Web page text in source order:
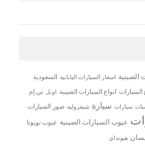
الصينية اسعار السيارات اليابانية السعودية
السيارات انواع السيارات الصينية اوبل بي إم
سيارات سيارة شيفروليه صور السيارات
عيوب السيارات الصينية عيوب تويوتا
هيونداي